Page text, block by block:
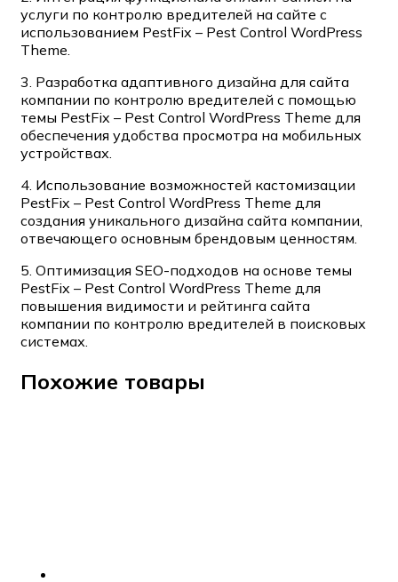
услуги по контролю вредителей на сайте с
использованием PestFix – Pest Control WordPress
Theme.
3. Разработка адаптивного дизайна для сайта
компании по контролю вредителей с помощью
темы PestFix – Pest Control WordPress Theme для
обеспечения удобства просмотра на мобильных
устройствах.
4. Использование возможностей кастомизации
PestFix – Pest Control WordPress Theme для
создания уникального дизайна сайта компании,
отвечающего основным брендовым ценностям.
5. Оптимизация SEO-подходов на основе темы
PestFix – Pest Control WordPress Theme для
повышения видимости и рейтинга сайта
компании по контролю вредителей в поисковых
системах.
Похожие товары